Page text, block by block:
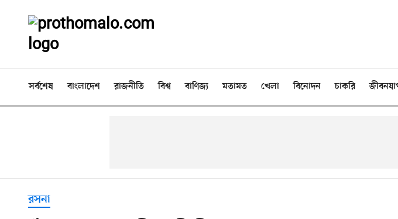
সর্বশেষ বাংলাদেশ রাজনীতি বিশ্ব বাণিজ্য মতামত খেলা বিনোদন চাকরি
রসনা